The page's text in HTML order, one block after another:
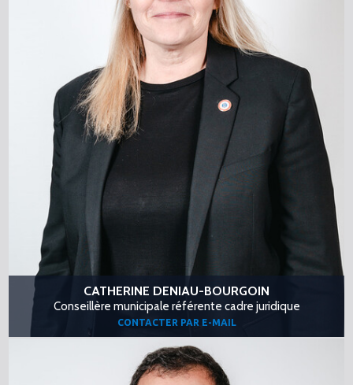
CATHERINE DENIAU-BOURGOIN
Conseillère municipale référente cadre juridique
CONTACTER PAR E-MAIL